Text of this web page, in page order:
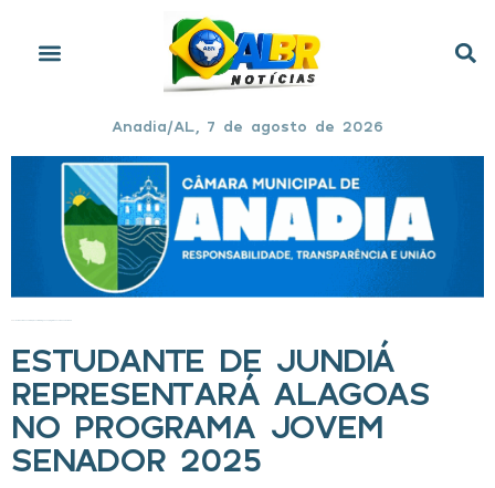
Anadia/AL, 7 de agosto de 2026
ESTUDANTE DE JUNDIÁ
REPRESENTARÁ ALAGOAS
NO PROGRAMA JOVEM
SENADOR 2025